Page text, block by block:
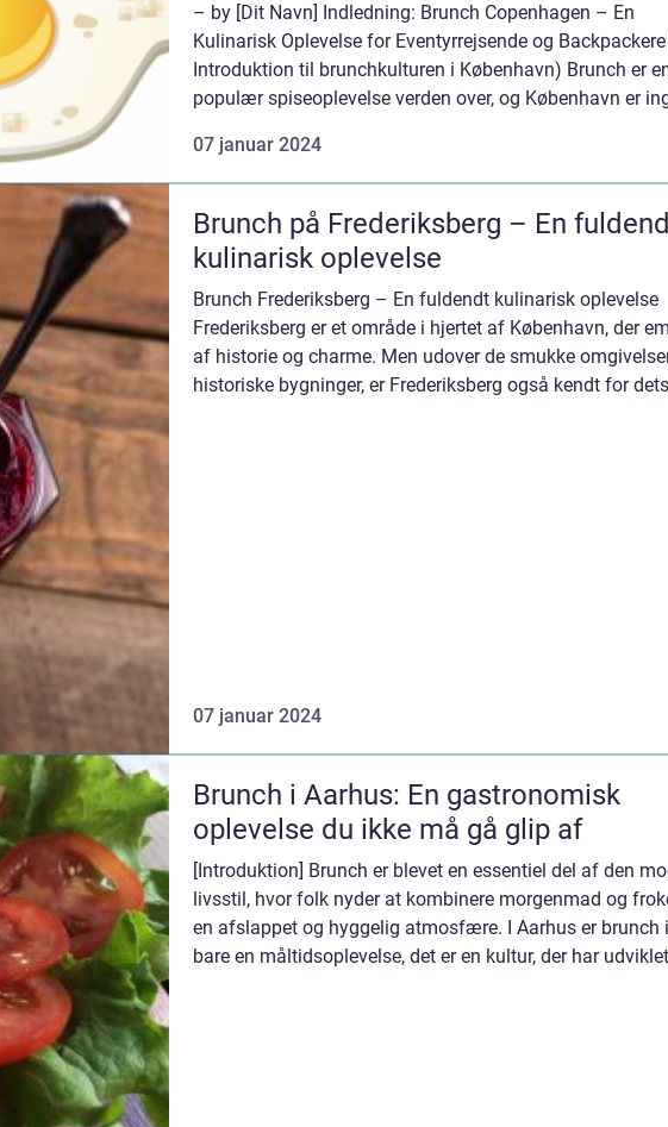
– by [Dit Navn] Indledning: Brunch Copenhagen – En
Kulinarisk Oplevelse for Eventyrrejsende og
Introduktion til brunchkulturen i København) Brunch er
populær spiseoplevelse verden over, og København er
07 januar 2024
Brunch på Frederiksberg – En
kulinarisk oplevelse
Brunch Frederiksberg – En fuldendt kulinarisk oplevelse
Frederiksberg er et område i hjertet af København, der
af historie og charme. Men udover de smukke
historiske bygninger, er Frederiksberg også kendt for dets
07 januar 2024
Brunch i Aarhus: En gastronomisk
oplevelse du ikke må gå glip af
[Introduktion] Brunch er blevet en essentiel del af den
livsstil, hvor folk nyder at kombinere morgenmad og
en afslappet og hyggelig atmosfære. I Aarhus er brunch
bare en måltidsoplevelse, det er en kultur, der har